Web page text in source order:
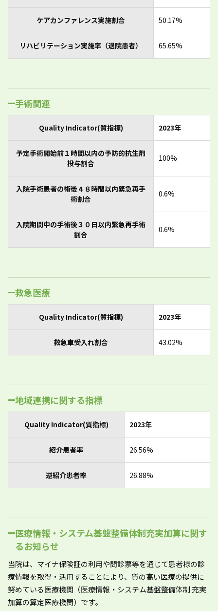
ケアカンファレンス実施割合 50.17%
リハビリテーション実施率（退院患者） 65.65%
手術関連
Quality Indicator(質指標) 2023年
予定手術開始前１時間以内の予防的抗生剤
投与割合
100%
入院手術患者の術後４８時間以内緊急再手
術割合
0.6%
入院期間中の手術後３０日以内緊急再手術
割合
0.6%
救急医療
Quality Indicator(質指標) 2023年
救急車受入れ割合 43.02%
地域連携に関する指標
Quality Indicator(質指標) 2023年
紹介患者率 26.56%
逆紹介患者率 26.88%
医療情報・システム基盤整備体制充実加算に関す
るお知らせ
当院は、マイナ保険証の利用や問診票等を通じて患者様の診
療情報を取得・活用することにより、質の高い医療の提供に
努めている医療機関（医療情報・システム基盤整備体制 充実
加算の算定医療機関）です。